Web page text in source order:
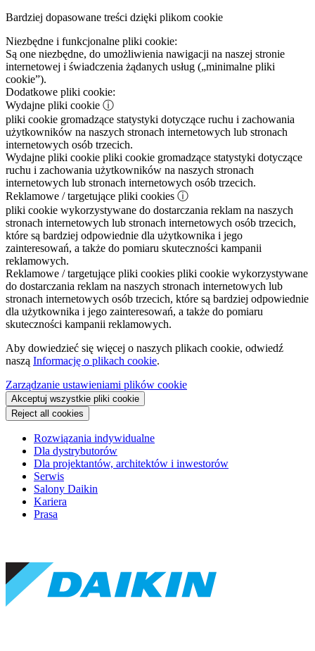
Bardziej dopasowane treści dzięki plikom cookie
Niezbędne i funkcjonalne pliki cookie:
Są one niezbędne, do umożliwienia nawigacji na naszej stronie
internetowej i świadczenia żądanych usług („minimalne pliki
cookie”).
Dodatkowe pliki cookie:
Wydajne pliki cookie ⓘ
pliki cookie gromadzące statystyki dotyczące ruchu i zachowania
użytkowników na naszych stronach internetowych lub stronach
internetowych osób trzecich.
Wydajne pliki cookie pliki cookie gromadzące statystyki dotyczące
ruchu i zachowania użytkowników na naszych stronach
internetowych lub stronach internetowych osób trzecich.
Reklamowe / targetujące pliki cookies ⓘ
pliki cookie wykorzystywane do dostarczania reklam na naszych
stronach internetowych lub stronach internetowych osób trzecich,
które są bardziej odpowiednie dla użytkownika i jego
zainteresowań, a także do pomiaru skuteczności kampanii
reklamowych.
Reklamowe / targetujące pliki cookies pliki cookie wykorzystywane
do dostarczania reklam na naszych stronach internetowych lub
stronach internetowych osób trzecich, które są bardziej odpowiednie
dla użytkownika i jego zainteresowań, a także do pomiaru
skuteczności kampanii reklamowych.
Aby dowiedzieć się więcej o naszych plikach cookie, odwiedź
naszą Informację o plikach cookie.
Zarządzanie ustawieniami plików cookie
Akceptuj wszystkie pliki cookie
Reject all cookies
Rozwiązania indywidualne
Dla dystrybutorów
Dla projektantów, architektów i inwestorów
Serwis
Salony Daikin
Kariera
Prasa